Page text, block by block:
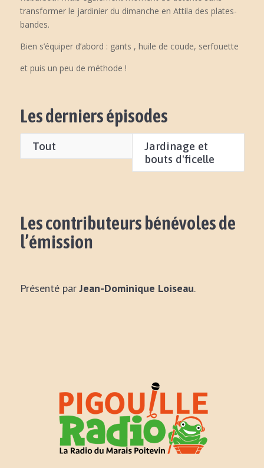
transformer le jardinier du dimanche en Attila des plates-
bandes.
Bien s’équiper d’abord : gants , huile de coude, serfouette
et puis un peu de méthode !
Les derniers épisodes
Tout
Jardinage et
bouts d'ficelle
Les contributeurs bénévoles de
l’émission
Présenté parJean-Dominique Loiseau.